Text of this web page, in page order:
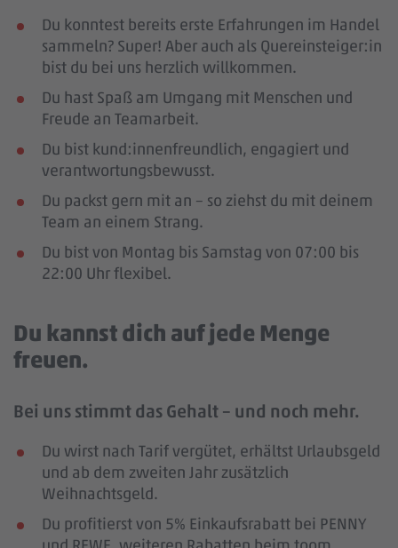
Du konntest bereits erste Erfahrungen im Handel
sammeln? Super! Aber auch als Quereinsteiger:in
bist du bei uns herzlich willkommen.
Du hast Spaß am Umgang mit Menschen und
Freude an Teamarbeit.
Du bist kund:innenfreundlich, engagiert und
verantwortungsbewusst.
Du packst gern mit an – so ziehst du mit deinem
Team an einem Strang.
Du bist von Montag bis Samstag von 07:00 bis
22:00 Uhr flexibel.
Du kannst dich auf jede Menge
freuen.
Bei uns stimmt das Gehalt – und noch mehr.
Du wirst nach Tarif vergütet, erhältst Urlaubsgeld
und ab dem zweiten Jahr zusätzlich
Weihnachtsgeld.
Du profitierst von 5% Einkaufsrabatt bei PENNY